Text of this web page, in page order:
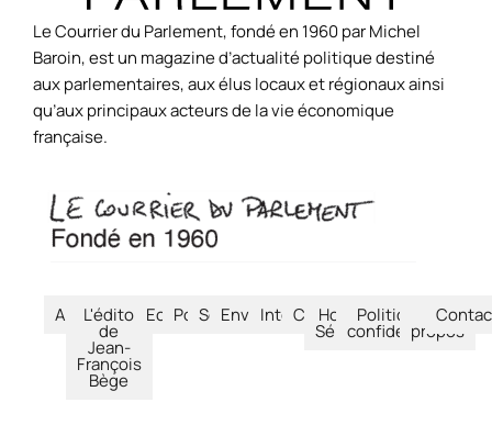
Le Courrier du Parlement, fondé en 1960 par Michel
Baroin, est un magazine d’actualité politique destiné
aux parlementaires, aux élus locaux et régionaux ainsi
qu’aux principaux acteurs de la vie économique
française.
Accueil
L'édito
de
Jean-
François
Bège
Economie
Politique
SociétéEnvironnement
International
CultureHors-
Séries
Politique de
confidentialité
À
propos